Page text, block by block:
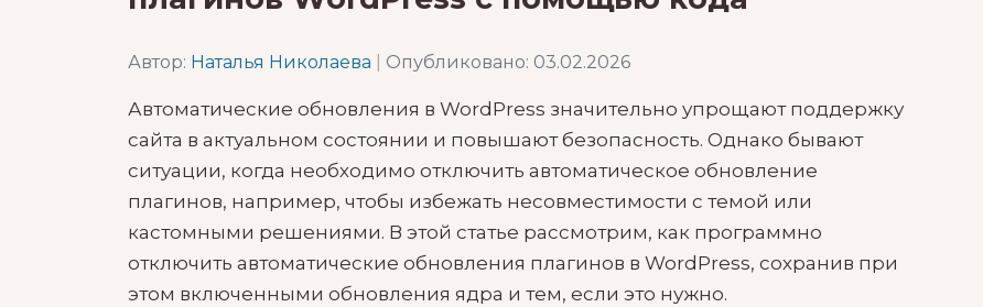
Автор: Наталья Николаева Опубликовано: 03.02.2026
Автоматические обновления в WordPress значительно упрощают поддержку
сайта в актуальном состоянии и повышают безопасность. Однако бывают
ситуации, когда необходимо отключить автоматическое обновление
плагинов, например, чтобы избежать несовместимости с темой или
кастомными решениями. В этой статье рассмотрим, как программно
отключить автоматические обновления плагинов в WordPress, сохранив при
этом включенными обновления ядра и тем, если это нужно.